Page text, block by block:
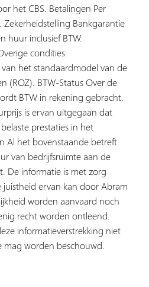
het CBS. Betalingen Per
Bankgarantie
huur inclusief BTW.
condities
het standaardmodel van de
(ROZ). BTW-Status Over de
BTW in rekening gebracht.
is ervan uitgegaan dat
prestaties in het
Al het bovenstaande betreft
van bedrijfsruimte aan de
De informatie is met zorg
ervan kan door Abram
worden aanvaard noch
recht worden ontleend.
informatieverstrekking niet
worden beschouwd.